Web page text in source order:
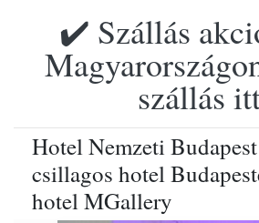
✔️ Szállás
szállás
Hotel Nemzeti
csillagos hotel
hotel MGallery